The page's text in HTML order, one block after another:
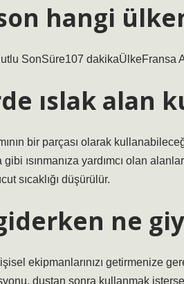
hangi
SonSüre107 dakikaÜlkeFransa
ıslak alan
bir parçası olarak
ısınmanıza yardımcı olan
sıcaklığı düşürülür.
ne
ekipmanlarınızı getirmenize
duştan sonra kullanmak